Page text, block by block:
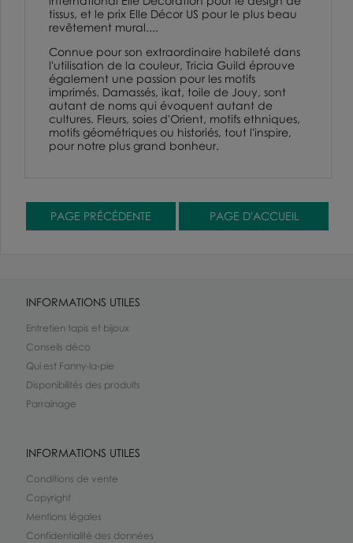
tissus, et le prix Elle Décor US pour le plus beau
revêtement mural....
Connue pour son extraordinaire habileté dans
l'utilisation de la couleur, Tricia Guild éprouve
également une passion pour les motifs
imprimés. Damassés, ikat, toile de Jouy, sont
autant de noms qui évoquent autant de
cultures. Fleurs, soies d'Orient, motifs ethniques,
motifs géométriques ou historiés, tout l'inspire,
pour notre plus grand bonheur.
INFORMATIONS UTILES
Entretien tapis et bijoux
Conseils déco
Qui est Fanny-la-pie
Disponibilités des produits
Parrainage
INFORMATIONS UTILES
Conditions de vente
Copyright
Mentions légales
Confidentialité des données